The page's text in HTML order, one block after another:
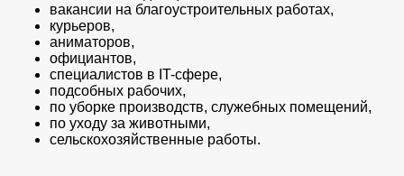
вакансии на благоустроительных работах,
курьеров,
аниматоров,
официантов,
специалистов в IT-сфере,
подсобных рабочих,
по уборке производств, служебных помещений,
по уходу за животными,
сельскохозяйственные работы.